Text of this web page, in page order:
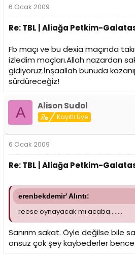
6 Ocak 2009
Re: TBL | Aliağa Petkim-
Fb maçı ve bu dexia maçında
izledim maçları.Allah nazardan
gidiyoruz.İnşaallah bunuda
sürdüreceğiz!
A Alison Sudol
Kayıtlı Üye
6 Ocak 2009
Re: TBL | Aliağa Petkim-
erenbekdemir' Alıntı:
reese oynayacak mı acaba........
Sanırım sakat. Öyle değilse bile
onsuz çok şey kaybederler